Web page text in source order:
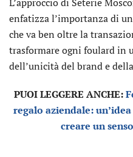
enfatizza l’importanza di
che va ben oltre la
trasformare ogni foulard in
dell’unicità del brand e
PUOI LEGGERE ANCHE:
regalo aziendale:
creare un